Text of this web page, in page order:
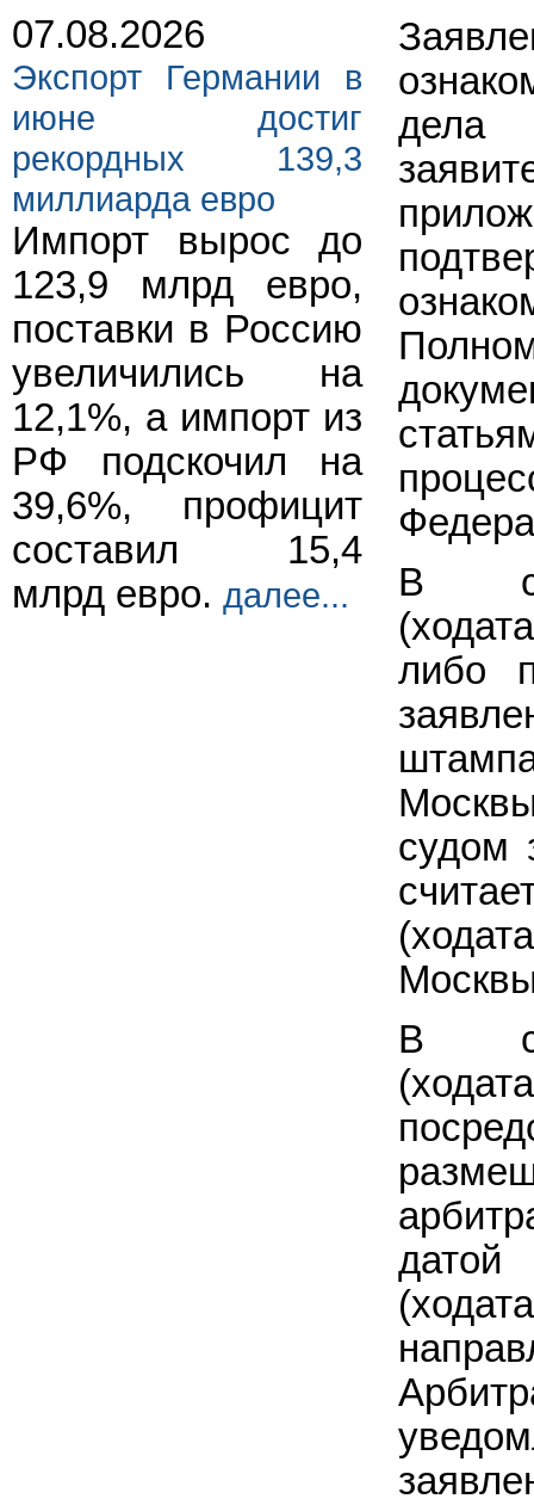
07.08.2026
Экспорт Германии в
июне достиг
рекордных 139,3
миллиарда евро
Импорт вырос до
123,9 млрд евро,
поставки в Россию
увеличились на
12,1%, а импорт из
РФ подскочил на
39,6%, профицит
составил 15,4
млрд евро. далее...
дела
В
либо
судом
В